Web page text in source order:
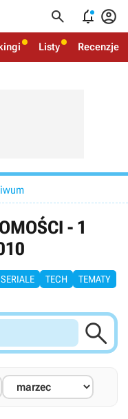
  
Listy Recenzje
- 1
TECH TEMATY
